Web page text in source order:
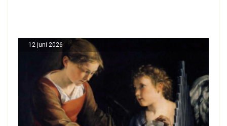
12 juni 2026